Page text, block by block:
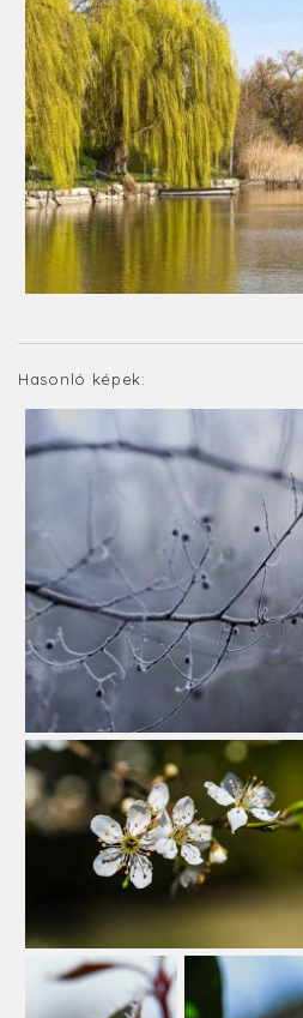
Hasonló képek: